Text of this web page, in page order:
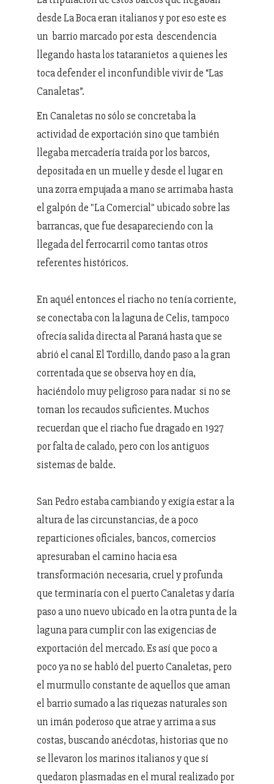
desde La Boca eran italianos y por eso este es
un barrio marcado por esta descendencia
llegando hasta los tataranietos a quienes les
toca defender el inconfundible vivir de “Las
Canaletas”.
En Canaletas no sólo se concretaba la
actividad de exportación sino que también
llegaba mercadería traída por los barcos,
depositada en un muelle y desde el lugar en
una zorra empujada a mano se arrimaba hasta
el galpón de "La Comercial" ubicado sobre las
barrancas, que fue desapareciendo con la
llegada del ferrocarril como tantas otros
referentes históricos.
En aquél entonces el riacho no tenía corriente,
se conectaba con la laguna de Celis, tampoco
ofrecía salida directa al Paraná hasta que se
abrió el canal El Tordillo, dando paso a la gran
correntada que se observa hoy en día,
haciéndolo muy peligroso para nadar si no se
toman los recaudos suficientes. Muchos
recuerdan que el riacho fue dragado en 1927
por falta de calado, pero con los antiguos
sistemas de balde.
San Pedro estaba cambiando y exigía estar a la
altura de las circunstancias, de a poco
reparticiones oficiales, bancos, comercios
apresuraban el camino hacia esa
transformación necesaria, cruel y profunda
que terminaría con el puerto Canaletas y daría
paso a uno nuevo ubicado en la otra punta de la
laguna para cumplir con las exigencias de
exportación del mercado. Es así que poco a
poco ya no se habló del puerto Canaletas, pero
el murmullo constante de aquellos que aman
el barrio sumado a las riquezas naturales son
un imán poderoso que atrae y arrima a sus
costas, buscando anécdotas, historias que no
se llevaron los marinos italianos y que sí
quedaron plasmadas en el mural realizado por